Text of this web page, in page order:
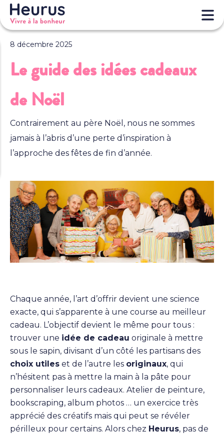
8 décembre 2025
Le guide des idées cadeaux
de Noël
Contrairement au père Noël, nous ne sommes
jamais à l’abris d’une perte d’inspiration à
l’approche des fêtes de fin d’année.
Chaque année, l’art d’offrir devient une science
exacte, qui s’apparente à une course au meilleur
cadeau. L’objectif devient le même pour tous :
trouver une idée de cadeau originale à mettre
sous le sapin, divisant d’un côté les partisans des
choix utiles et de l’autre les originaux, qui
n’hésitent pas à mettre la main à la pâte pour
personnaliser leurs cadeaux. Atelier de peinture,
bookscraping, album photos … un exercice très
apprécié des créatifs mais qui peut se révéler
périlleux pour certains. Alors chez Heurus, pas de